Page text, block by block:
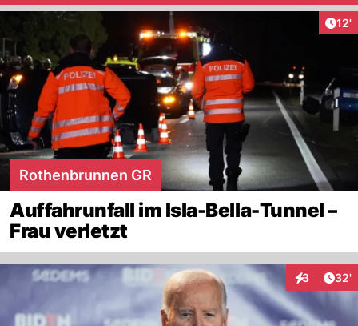
12'
Rothenbrunnen GR
Auffahrunfall im Isla-Bella-Tunnel –
Frau verletzt
3 32'